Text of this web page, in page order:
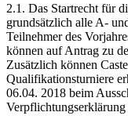
2.1. Das Startrecht für
grundsätzlich alle A-
Teilnehmer des
können auf Antrag zu
Zusätzlich können
Qualifikationsturniere
06.04. 2018 beim